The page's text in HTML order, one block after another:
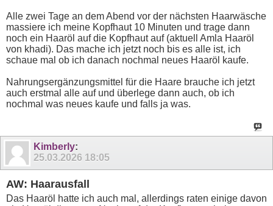
Alle zwei Tage an dem Abend vor der nächsten Haarwäsche
massiere ich meine Kopfhaut 10 Minuten und trage dann
noch ein Haaröl auf die Kopfhaut auf (aktuell Amla Haaröl
von khadi). Das mache ich jetzt noch bis es alle ist, ich
schaue mal ob ich danach nochmal neues Haaröl kaufe.
Nahrungsergänzungsmittel für die Haare brauche ich jetzt
auch erstmal alle auf und überlege dann auch, ob ich
nochmal was neues kaufe und falls ja was.
Kimberly:
25.03.2026 18:05
AW: Haarausfall
Das Haaröl hatte ich auch mal, allerdings raten einige davon